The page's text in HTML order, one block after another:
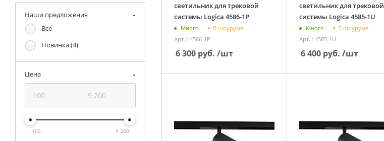
светильник для трековой
системы Logica 4586-1P
Много
В шоуруме
Арт. : 4586-1P
6 300 руб. /шт
светильник для трековой
системы Logica 4585-1U
Много
В шоуруме
Арт. : 4585-1U
6 400 руб. /шт
Наши предложения
Все
Новинка (4)
Цена
100 9 200